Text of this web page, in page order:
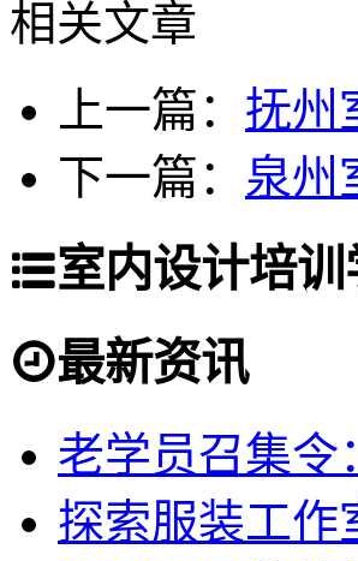
相关文章
上一篇： 抚州
下一篇： 泉州
室内设计培
最新资讯
老学员召集令
探索服装工作